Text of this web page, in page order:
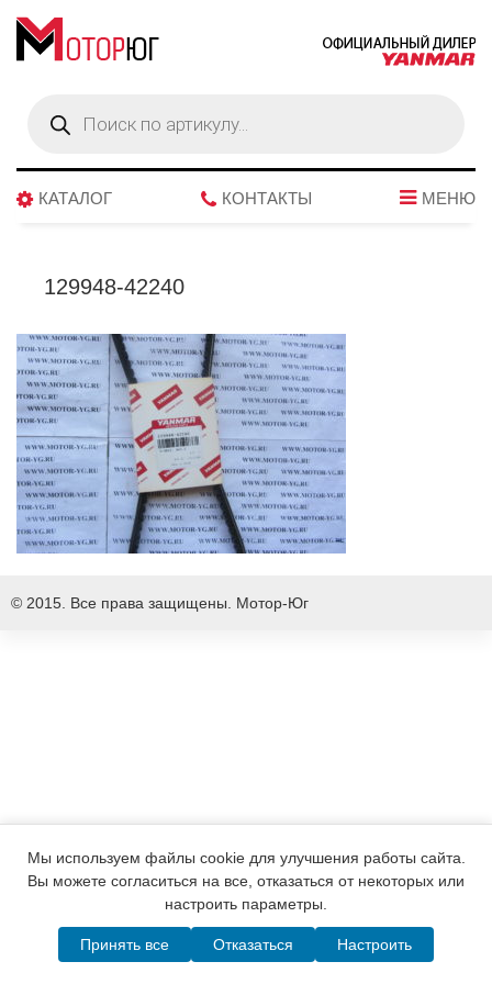
товаров
КАТАЛОГ КОНТАКТЫ МЕНЮ
129948-42240
© 2015. Все права защищены. Мотор-Юг
Написать в MAX Telegram WhatsApp Позвонить
Мы используем файлы cookie для улучшения работы сайта.
Вы можете согласиться на все, отказаться от некоторых или
настроить параметры.
Принять все Отказаться Настроить